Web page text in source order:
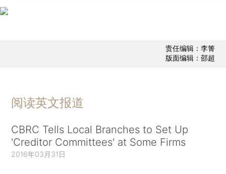
责任编辑：李箐
版面编辑：邵超
阅读英文报道
CBRC Tells Local Branches to Set Up
'Creditor Committees' at Some Firms
2016年03月31日